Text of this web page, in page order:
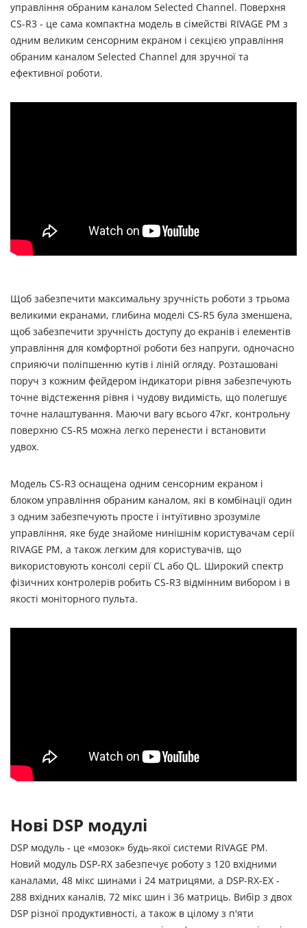
управління обраним каналом Selected Channel. Поверхня
CS-R3 - це сама компактна модель в сімействі RIVAGE PM з
одним великим сенсорним екраном і секцією управління
обраним каналом Selected Channel для зручної та
ефективної роботи.
Щоб забезпечити максимальну зручність роботи з трьома
великими екранами, глибина моделі CS-R5 була зменшена,
щоб забезпечити зручність доступу до екранів і елементів
управління для комфортної роботи без напруги, одночасно
сприяючи поліпшенню кутів і ліній огляду. Розташовані
поруч з кожним фейдером індикатори рівня забезпечують
точне відстеження рівня і чудову видимість, що полегшує
точне налаштування. Маючи вагу всього 47кг, контрольну
поверхню CS-R5 можна легко перенести і встановити
удвох.
Модель CS-R3 оснащена одним сенсорним екраном і
блоком управління обраним каналом, які в комбінації один
з одним забезпечують просте і інтуїтивно зрозуміле
управління, яке буде знайоме нинішнім користувачам серії
RIVAGE PM, а також легким для користувачів, що
використовують консолі серії CL або QL. Широкий спектр
фізичних контролерів робить CS-R3 відмінним вибором і в
якості моніторного пульта.
Нові DSP модулі
DSP модуль - це «мозок» будь-якої системи RIVAGE PM.
Новий модуль DSP-RX забезпечує роботу з 120 вхідними
каналами, 48 мікс шинами і 24 матрицями, а DSP-RX-EX -
288 вхідних каналів, 72 мікс шин і 36 матриць. Вибір з двох
DSP різної продуктивності, а також в цілому з п'яти